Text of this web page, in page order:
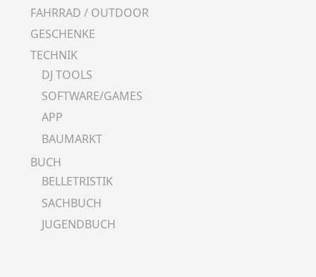
FAHRRAD / OUTDOOR
GESCHENKE
TECHNIK
DJ TOOLS
SOFTWARE/GAMES
APP
BAUMARKT
BUCH
BELLETRISTIK
SACHBUCH
JUGENDBUCH